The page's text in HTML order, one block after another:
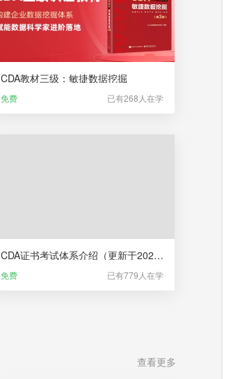
CDA教材三级：敏捷数据挖掘
免费 已有268人在学
CDA证书考试体系介绍（更新于2025年5月22日）
免费 已有779人在学
查看更多